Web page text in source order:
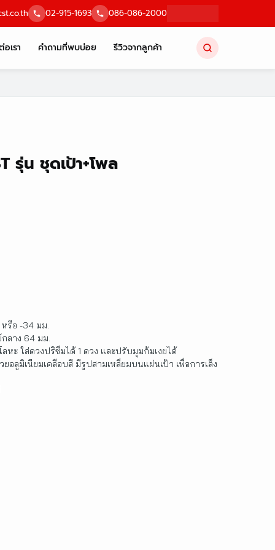
02-915-1693 086-086-2000
เรา คำถามที่พบบ่อย รีวิวจากลูกค้า
รุ่น ชุดเป้า+โพล
รือ -34 มม.
ลาง 64 มม.
ะ ใส่ดวงปริซึมได้ 1 ดวง และปรับมุมก้มเงยได้
อลูมิเนียมเคลือบสี มีรูปสามเหลี่ยมบนแผ่นเป้า เพื่อการเล็ง